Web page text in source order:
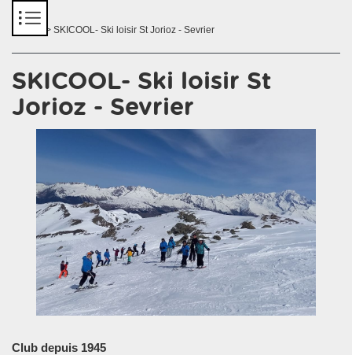
> SKICOOL- Ski loisir St Jorioz - Sevrier
SKICOOL- Ski loisir St
Jorioz - Sevrier
Club depuis 1945